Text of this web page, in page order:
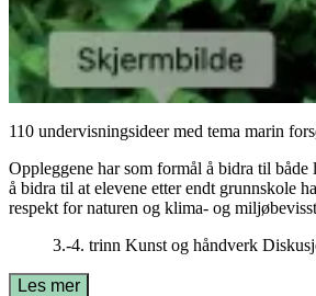
110 undervisningsideer med tema marin
Oppleggene har som formål å bidra til
å bidra til at elevene etter endt grunnskole
respekt for naturen og klima- og
3.-4. trinn Kunst og håndverk
Les mer